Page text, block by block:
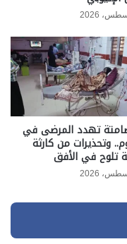
تهدد المرضى في
وتحذيرات من كارثة
تلوح في الأفق